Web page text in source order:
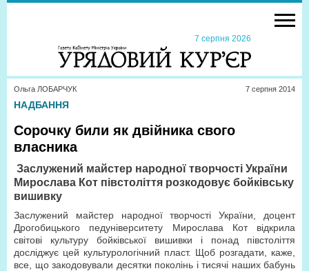
7 серпня 2026
Ольга ЛОБАРЧУК 7 серпня 2014
НАДБАННЯ
Сорочку били як двійника свого
власника
Заслужений майстер народної творчості України
Мирослава Кот півстоліття розкодовує бойківську
вишивку
Заслужений майстер народної творчості України, доцент
Дрогобицького педуніверситету Мирослава Кот відкрила
світові культуру бойківської вишивки і понад півстоліття
досліджує цей культурологічний пласт. Щоб розгадати, каже,
все, що закодовували десятки поколінь і тисячі наших бабунь